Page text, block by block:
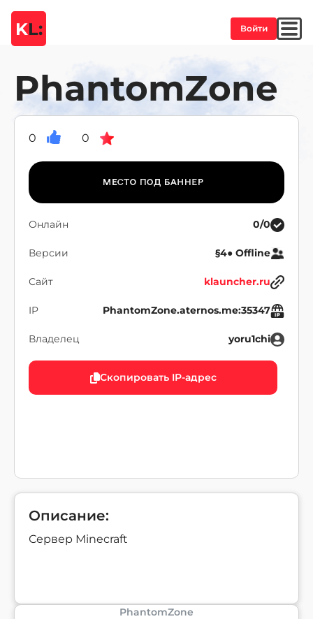
KL: Войти
PhantomZone
0 0
Онлайн 0/0
Версии §4● Offline
Сайт klauncher.ru
IP PhantomZone.aternos.me:35347
Владелец yoru1chi
Скопировать IP-адрес
Описание:
Сервер Minecraft
PhantomZone